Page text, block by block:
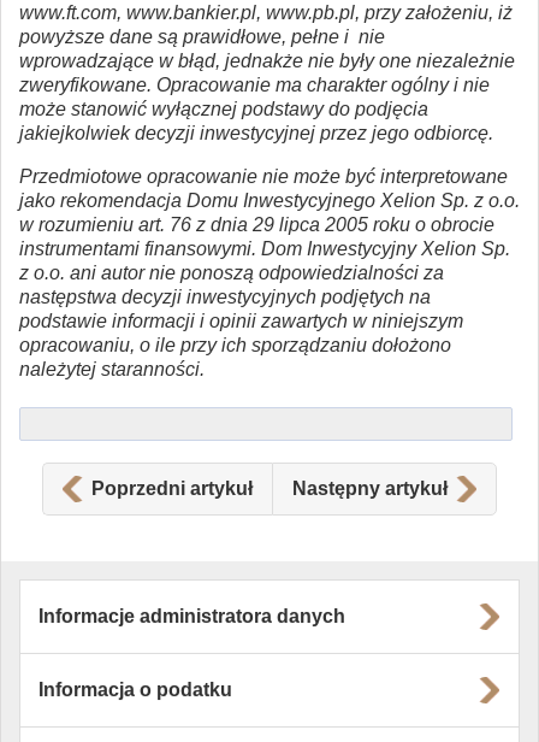
www.ft.com, www.bankier.pl, www.pb.pl, przy założeniu, iż
powyższe dane są prawidłowe, pełne i nie
wprowadzające w błąd, jednakże nie były one niezależnie
zweryfikowane. Opracowanie ma charakter ogólny i nie
może stanowić wyłącznej podstawy do podjęcia
jakiejkolwiek decyzji inwestycyjnej przez jego odbiorcę.
Przedmiotowe opracowanie nie może być interpretowane
jako rekomendacja Domu Inwestycyjnego Xelion Sp. z o.o.
w rozumieniu art. 76 z dnia 29 lipca 2005 roku o obrocie
instrumentami finansowymi. Dom Inwestycyjny Xelion Sp.
z o.o. ani autor nie ponoszą odpowiedzialności za
następstwa decyzji inwestycyjnych podjętych na
podstawie informacji i opinii zawartych w niniejszym
opracowaniu, o ile przy ich sporządzaniu dołożono
należytej staranności.
Poprzedni artykuł Następny artykuł
Informacje administratora danych
Informacja o podatku